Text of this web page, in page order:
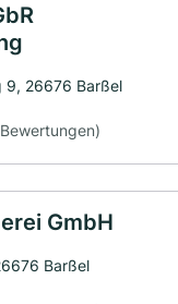
9, 26676 Barßel
GmbH
Barßel